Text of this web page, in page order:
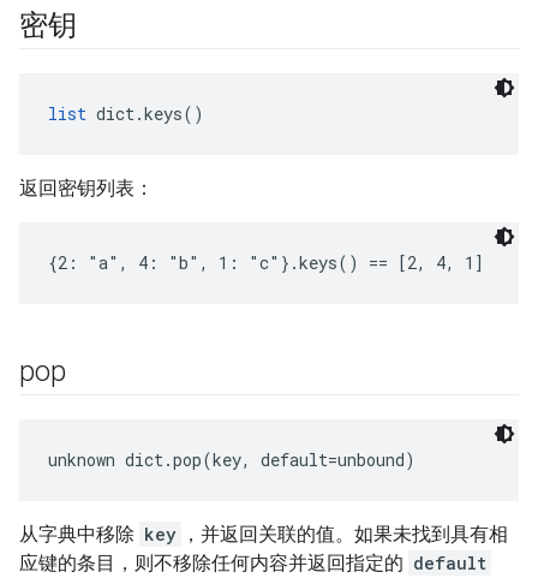
密钥
list dict.keys()
返回密钥列表：
{2: "a", 4: "b", 1: "c"}.keys() == [2, 4, 1]
pop
unknown dict.pop(key, default=unbound)
从字典中移除 key ，并返回关联的值。如果未找到具有相
应键的条目，则不移除任何内容并返回指定的 default